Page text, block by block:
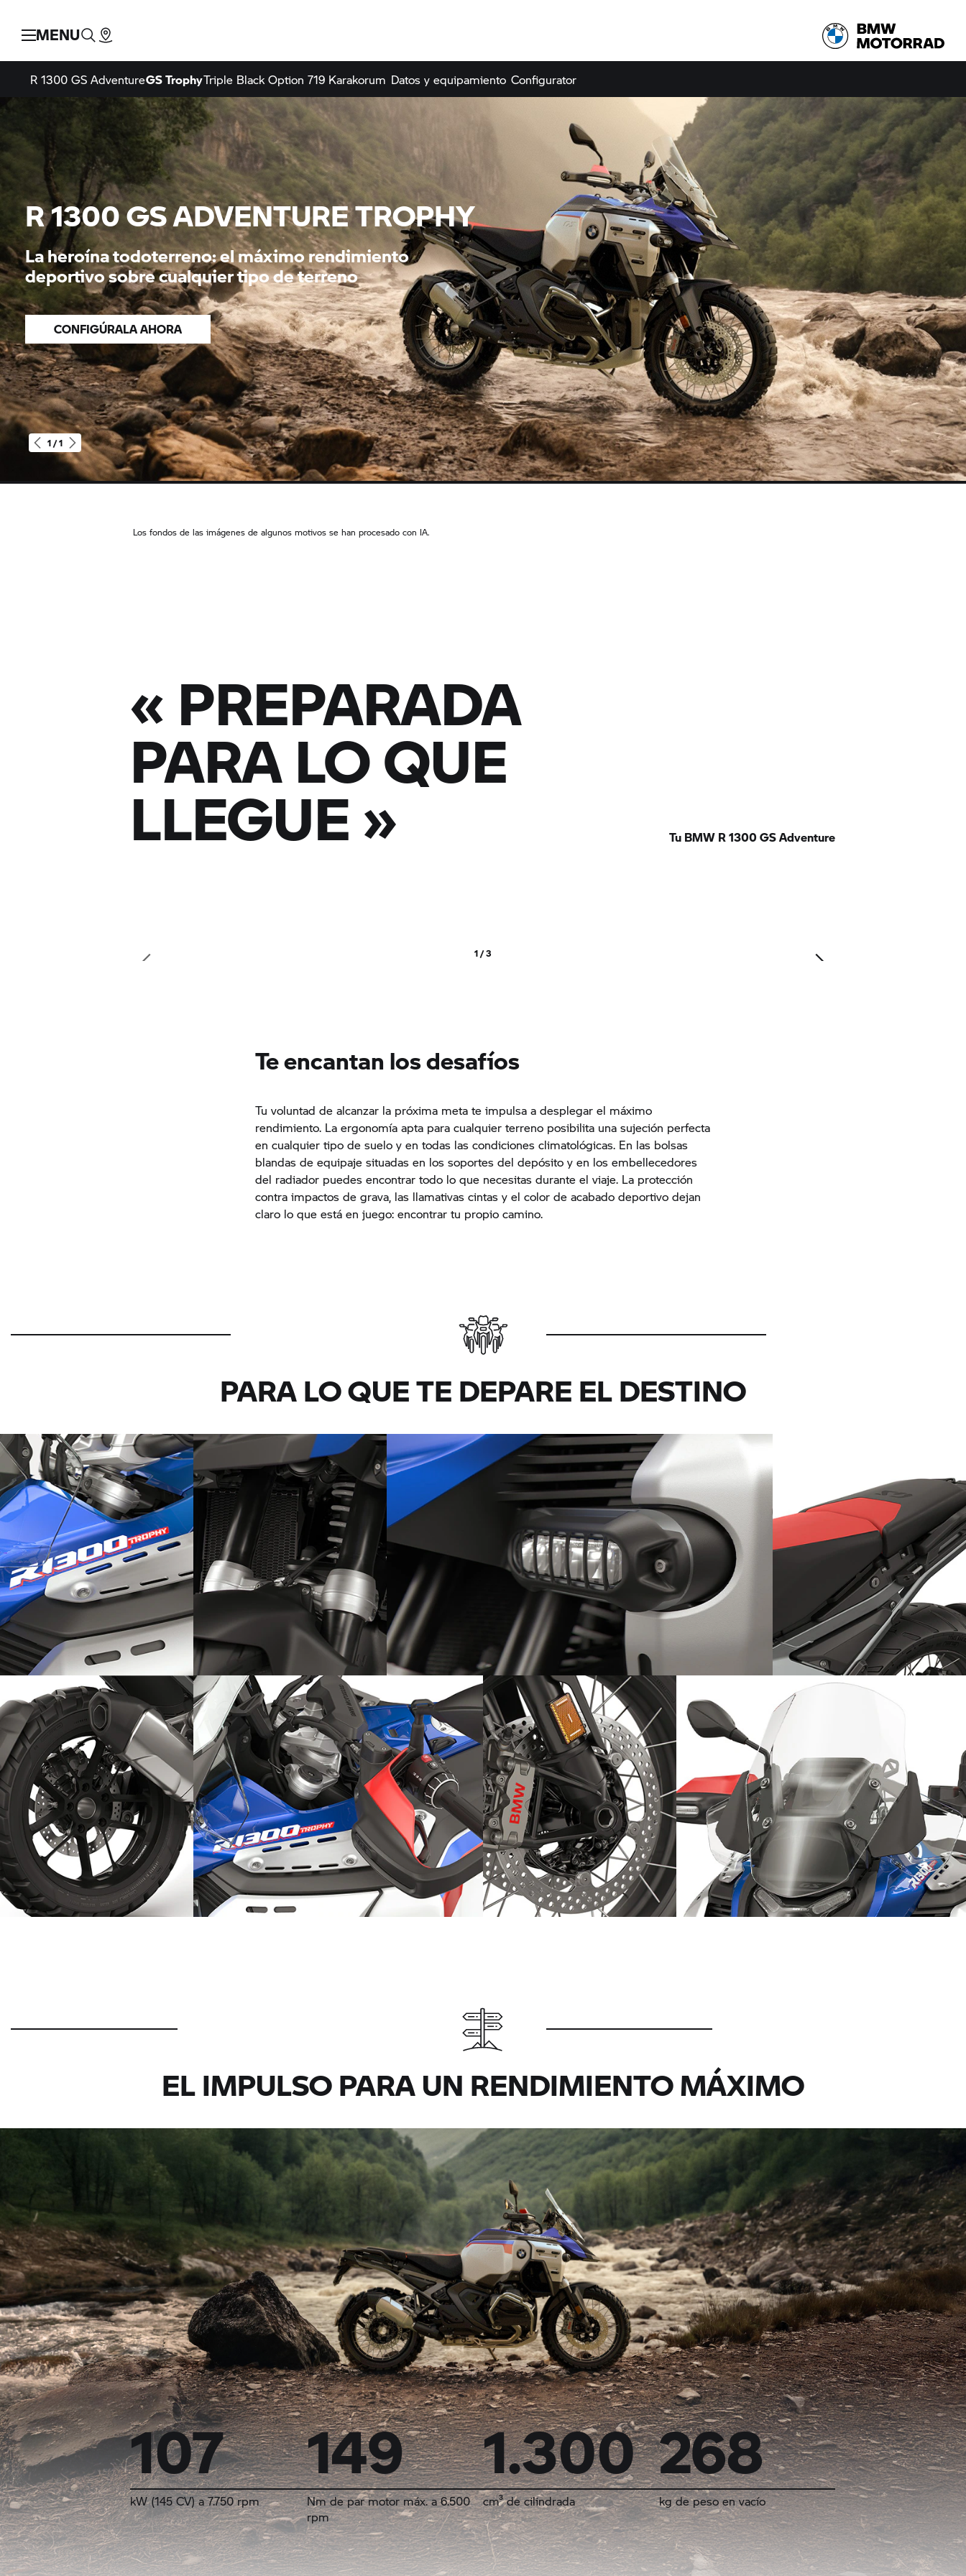
MENU
R 1300 GS AdventureGS TrophyTriple Black Option 719 Karakorum Datos y equipamiento Configurator
R
1 / 1
R 1300 GS ADVENTURE TROPHY
La heroína todoterreno: el máximo rendimiento
deportivo sobre cualquier tipo de terreno
CONFIGÚRALA AHORA
Los fondos de las imágenes de algunos motivos se han procesado con IA.
« PREPARADA
PARA LO QUE
LLEGUE» Tu BMW R 1300 GS Adventure
1 / 3
Te encantan los desafíos
Tu voluntad de alcanzar la próxima meta te impulsa a desplegar el máximo
rendimiento. La ergonomía apta para cualquier terreno posibilita una sujeción perfecta
en cualquier tipo de suelo y en todas las condiciones climatológicas. En las bolsas
blandas de equipaje situadas en los soportes del depósito y en los embellecedores
del radiador puedes encontrar todo lo que necesitas durante el viaje. La protección
contra impactos de grava, las llamativas cintas y el color de acabado deportivo dejan
claro lo que está en juego: encontrar tu propio camino.
PARA LO QUE TE DEPARE EL DESTINO
Simple y deportivo:
Protección en cualquier
terreno:
Construcción robusta:
Preparada para la aventura en
equipo:
EL IMPULSO PARA UN RENDIMIENTO MÁXIMO
107
kW (145 CV) a 7.750 rpm
149
Nm de par motor máx. a 6.500
rpm
1.300
cm³ de cilindrada
268
kg de peso en vacío